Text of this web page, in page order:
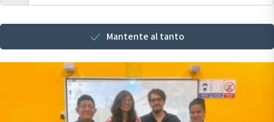
Mantente al tanto